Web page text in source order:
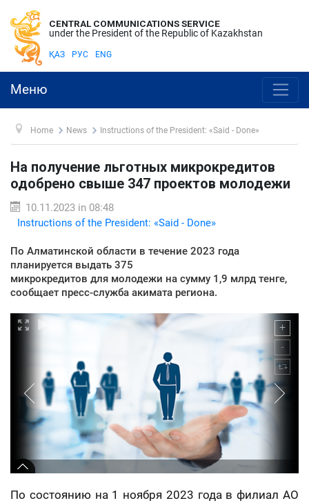
CENTRAL COMMUNICATIONS SERVICE
under the President of the Republic of Kazakhstan
ҚАЗ РУС ENG
Меню
Home News Instructions of the President: «Said - Done»
На получение льготных микрокредитов
одобрено свыше 347 проектов молодежи
10.11.2023 in 08:48
Instructions of the President: «Said - Done»
По Алматинской области в течение 2023 года
планируется выдать 375
микрокредитов для молодежи на сумму 1,9 млрд тенге,
сообщает пресс-служба акимата региона.
По состоянию на 1 ноября 2023 года в филиал АО